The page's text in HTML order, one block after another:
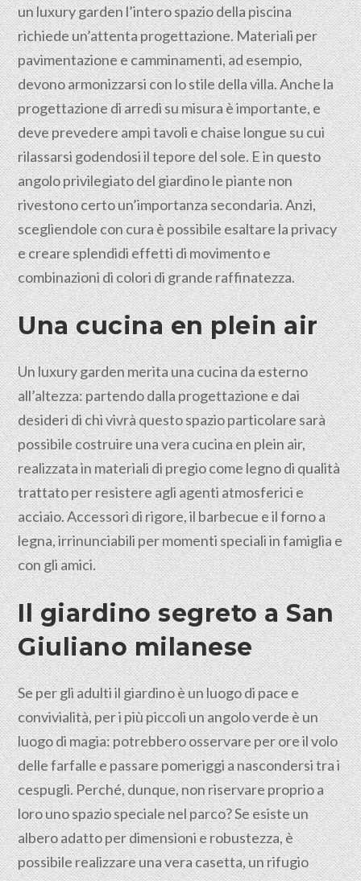
un luxury garden l’intero spazio della piscina
richiede un’attenta progettazione. Materiali per
pavimentazione e camminamenti, ad esempio,
devono armonizzarsi con lo stile della villa. Anche la
progettazione di arredi su misura è importante, e
deve prevedere ampi tavoli e chaise longue su cui
rilassarsi godendosi il tepore del sole. E in questo
angolo privilegiato del giardino le piante non
rivestono certo un’importanza secondaria. Anzi,
scegliendole con cura è possibile esaltare la privacy
e creare splendidi effetti di movimento e
combinazioni di colori di grande raffinatezza.
Una cucina en plein air
Un luxury garden merita una cucina da esterno
all’altezza: partendo dalla progettazione e dai
desideri di chi vivrà questo spazio particolare sarà
possibile costruire una vera cucina en plein air,
realizzata in materiali di pregio come legno di qualità
trattato per resistere agli agenti atmosferici e
acciaio. Accessori di rigore, il barbecue e il forno a
legna, irrinunciabili per momenti speciali in famiglia e
con gli amici.
Il giardino segreto a San
Giuliano milanese
Se per gli adulti il giardino è un luogo di pace e
convivialità, per i più piccoli un angolo verde è un
luogo di magia: potrebbero osservare per ore il volo
delle farfalle e passare pomeriggi a nascondersi tra i
cespugli. Perché, dunque, non riservare proprio a
loro uno spazio speciale nel parco? Se esiste un
albero adatto per dimensioni e robustezza, è
possibile realizzare una vera casetta, un rifugio